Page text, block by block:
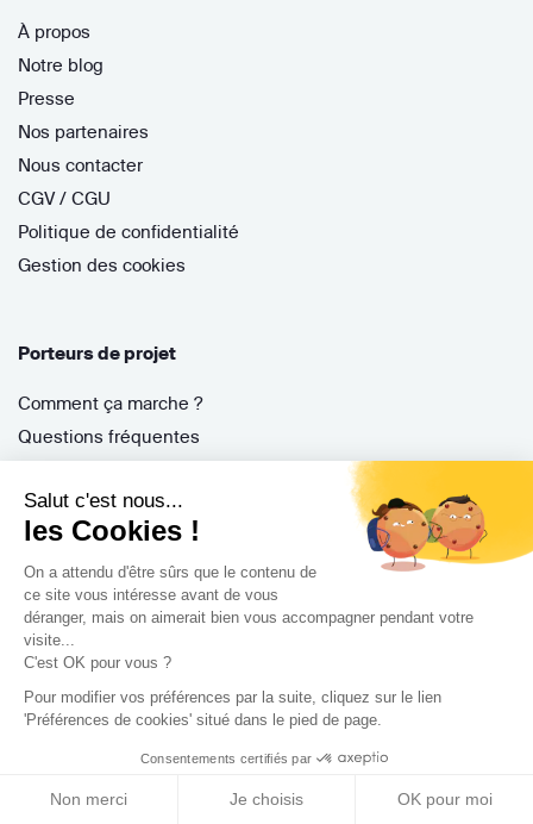
Salut c'est nous...
les Cookies !
On a attendu d'être sûrs que le contenu de
ce site vous intéresse avant de vous
déranger, mais on aimerait bien vous accompagner pendant votre
visite...
C'est OK pour vous ?
Pour modifier vos préférences par la suite, cliquez sur le lien
'Préférences de cookies' situé dans le pied de page.
Consentements certifiés par
Non merci Je choisis OK pour moi
À propos
Notre blog
Presse
Nos partenaires
Nous contacter
CGV / CGU
Politique de confidentialité
Gestion des cookies
Porteurs de projet
Comment ça marche ?
Questions fréquentes
Contractant Général
S'inscrire
Nos architectes
Nos guides
Nos réalisations
Nos avis